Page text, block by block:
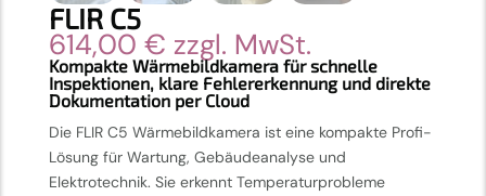
FLIR C5
614,00 € zzgl. MwSt.
Kompakte Wärmebildkamera für schnelle
Inspektionen, klare Fehlererkennung und direkte
Dokumentation per Cloud
Die FLIR C5 Wärmebildkamera ist eine kompakte Profi-
Lösung für Wartung, Gebäudeanalyse und
Elektrotechnik. Sie erkennt Temperaturprobleme